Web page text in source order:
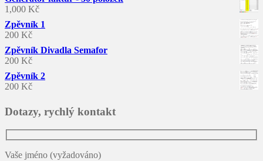
1,000 Kč
Zpěvník 1
200 Kč
Zpěvník Divadla Semafor
200 Kč
Zpěvník 2
200 Kč
Dotazy, rychlý kontakt
Vaše jméno (vyžadováno)